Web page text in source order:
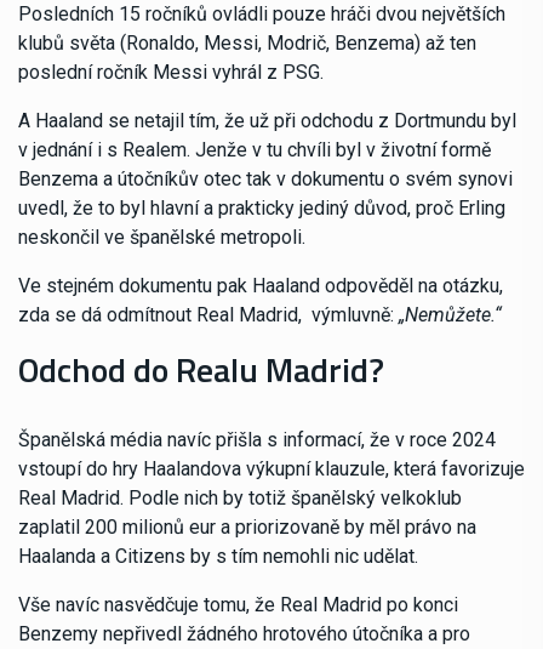
Posledních 15 ročníků ovládli pouze hráči dvou největších
klubů světa (Ronaldo, Messi, Modrič, Benzema) až ten
poslední ročník Messi vyhrál z PSG.
A Haaland se netajil tím, že už při odchodu z Dortmundu byl
v jednání i s Realem. Jenže v tu chvíli byl v životní formě
Benzema a útočníkův otec tak v dokumentu o svém synovi
uvedl, že to byl hlavní a prakticky jediný důvod, proč Erling
neskončil ve španělské metropoli.
Ve stejném dokumentu pak Haaland odpověděl na otázku,
zda se dá odmítnout Real Madrid, výmluvně: „Nemůžete.“
Odchod do Realu Madrid?
Španělská média navíc přišla s informací, že v roce 2024
vstoupí do hry Haalandova výkupní klauzule, která favorizuje
Real Madrid. Podle nich by totiž španělský velkoklub
zaplatil 200 milionů eur a priorizovaně by měl právo na
Haalanda a Citizens by s tím nemohli nic udělat.
Vše navíc nasvědčuje tomu, že Real Madrid po konci
Benzemy nepřivedl žádného hrotového útočníka a pro